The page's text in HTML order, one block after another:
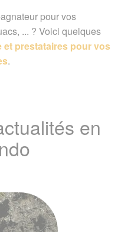
pour vos
... ? Voici quelques
prestataires pour vos
.
en